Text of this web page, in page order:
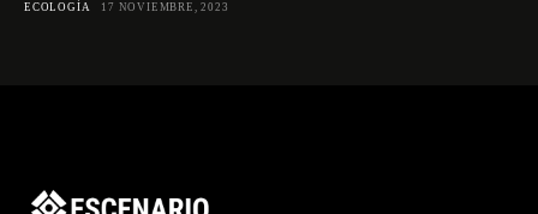
ECOLOGÍA 17 NOVIEMBRE, 2023